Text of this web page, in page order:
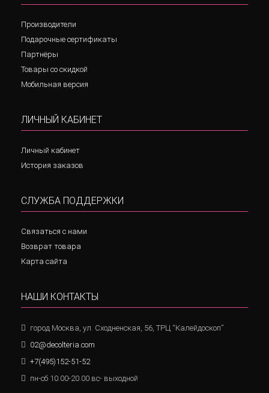
Производители
Подарочные сертификаты
Партнёры
Товары со скидкой
Мобильная версия
ЛИЧНЫЙ КАБИНЕТ
Личный кабинет
История заказов
СЛУЖБА ПОДДЕРЖКИ
Связаться с нами
Возврат товара
Карта сайта
НАШИ КОНТАКТЫ
город Москва, ул. Сходненская, 56, ТРЦ “Калейдоскоп”
02@decolteria.com
+7(495)152-51-52
пн-сб 10.00-20.00 вс- выходной